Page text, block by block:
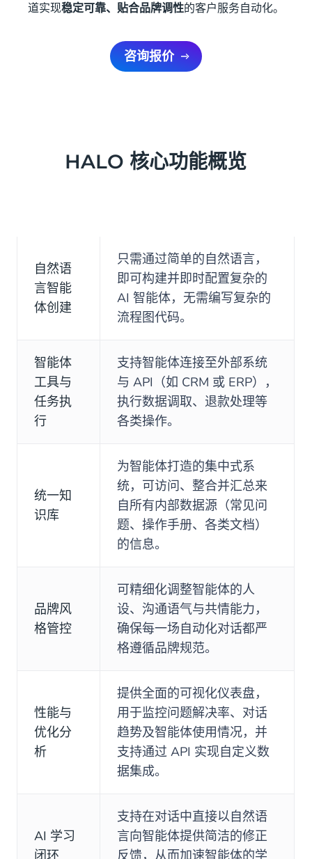
道实现稳定可靠、贴合品牌调性的客户服务自动化。
咨询报价
HALO 核心功能概览
自然语
言智能
体创建
只需通过简单的自然语言，
即可构建并即时配置复杂的
AI 智能体，无需编写复杂的
流程图代码。
智能体
工具与
任务执
行
支持智能体连接至外部系统
与 API（如 CRM 或 ERP），
执行数据调取、退款处理等
各类操作。
统一知
识库
为智能体打造的集中式系
统，可访问、整合并汇总来
自所有内部数据源（常见问
题、操作手册、各类文档）
的信息。
品牌风
格管控
可精细化调整智能体的人
设、沟通语气与共情能力，
确保每一场自动化对话都严
格遵循品牌规范。
性能与
优化分
析
提供全面的可视化仪表盘，
用于监控问题解决率、对话
趋势及智能体使用情况，并
支持通过 API 实现自定义数
据集成。
AI 学习
闭环
支持在对话中直接以自然语
言向智能体提供简洁的修正
反馈，从而加速智能体的学